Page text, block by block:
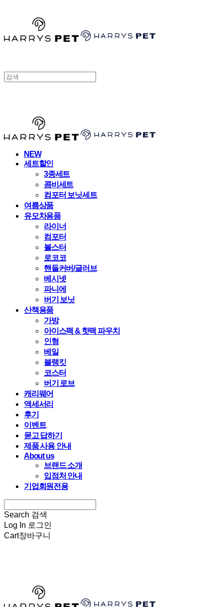
NEW
세트할인
3종세트
콤비세트
컴포터 보닛세트
여름상품
유모차용품
라이너
컴포터
볼스터
로코코
핸들커버/글러브
베시넷
파니에
버기 보닛
산책용품
가방
아이스팩 & 핫팩 파우치
인형
베일
블랭킷
코스터
버기 로브
캐리웨어
액세서리
후기
이벤트
묻고 답하기
제품 사용 안내
About us
브랜드 소개
입점처 안내
기업회원전용
Search 검색
Log In 로그인
Cart장바구니